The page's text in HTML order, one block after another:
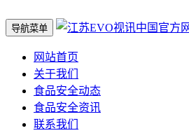
导航菜单
网站首页
关于我们
食品安全动态
食品安全资讯
联系我们